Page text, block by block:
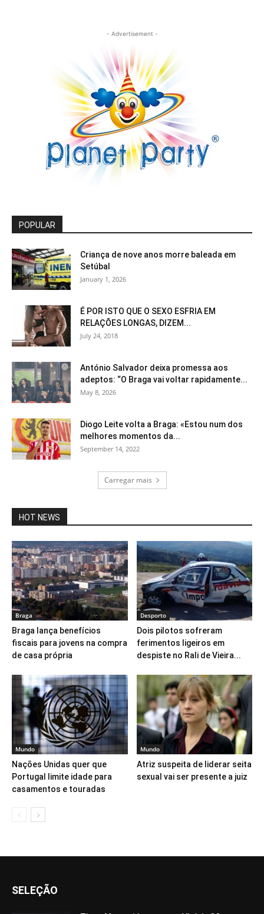
- Advertisement -
POPULAR
Criança de nove anos morre baleada em
Setúbal
January 1, 2026
É POR ISTO QUE O SEXO ESFRIA EM
RELAÇÕES LONGAS, DIZEM...
July 24, 2018
António Salvador deixa promessa aos
adeptos: “O Braga vai voltar rapidamente...
May 8, 2026
Diogo Leite volta a Braga: «Estou num dos
melhores momentos da...
September 14, 2022
Carregar mais
HOT NEWS
Braga
Braga lança benefícios
fiscais para jovens na compra
de casa própria
Desporto
Dois pilotos sofreram
ferimentos ligeiros em
despiste no Rali de Vieira...
Mundo
Nações Unidas quer que
Portugal limite idade para
casamentos e touradas
Mundo
Atriz suspeita de liderar seita
sexual vai ser presente a juiz
SELEÇÃO